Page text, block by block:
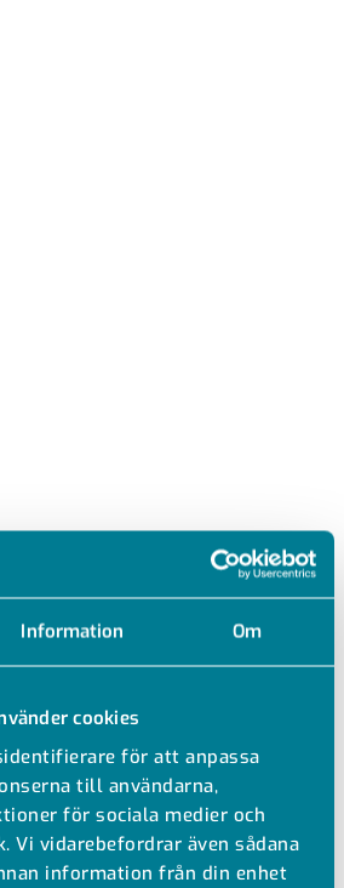
Information Om
cookies
för att anpassa
till användarna,
för sociala medier och
Vi vidarebefordrar även sådana
information från din enhet